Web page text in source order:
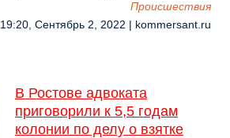
Происшествия
19:20, Сентябрь 2, 2022 | kommersant.ru
В Ростове адвоката
приговорили к 5,5 годам
колонии по делу о взятке